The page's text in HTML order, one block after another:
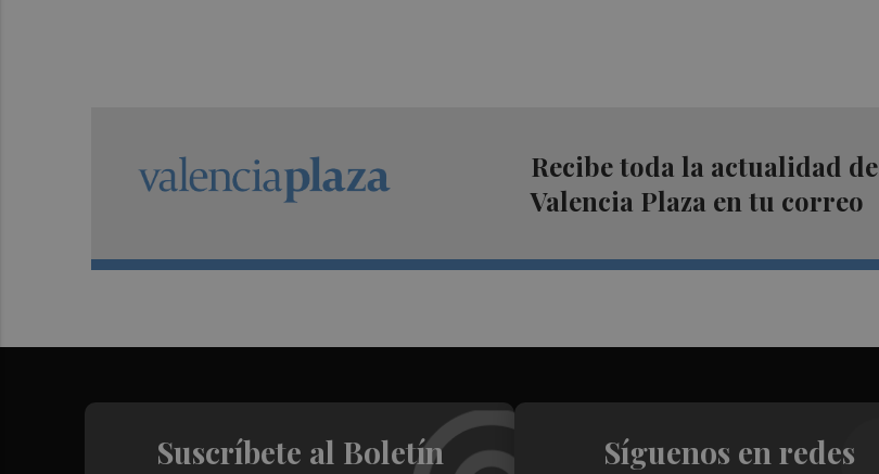
Recibe toda la actualidad de
Valencia Plaza en tu correo
Suscríbete al Boletín Síguenos en redes